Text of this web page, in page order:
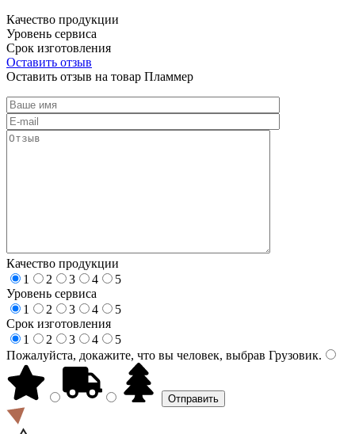
Качество продукции
Уровень сервиса
Срок изготовления
Оставить отзыв
Оставить отзыв на товар Пламмер
Качество продукции
1
2 3 4
5
Уровень сервиса
1
2 3 4
5
Срок изготовления
1
2 3 4
5
Пожалуйста, докажите, что вы человек, выбрав Грузовик.